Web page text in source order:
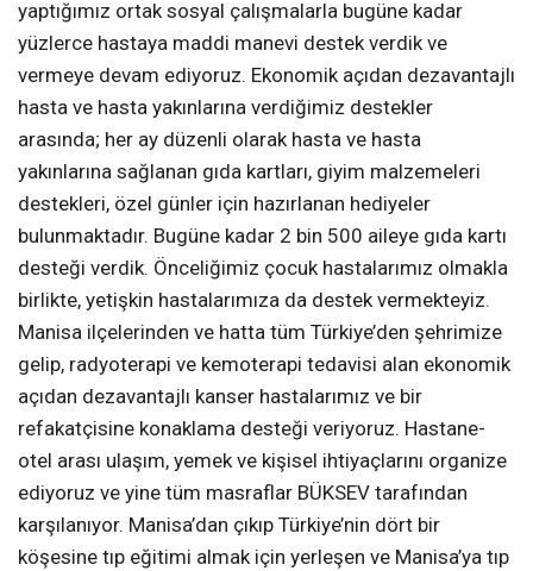
yaptığımız ortak sosyal çalışmalarla bugüne kadar
yüzlerce hastaya maddi manevi destek verdik ve
vermeye devam ediyoruz. Ekonomik açıdan dezavantajlı
hasta ve hasta yakınlarına verdiğimiz destekler
arasında; her ay düzenli olarak hasta ve hasta
yakınlarına sağlanan gıda kartları, giyim malzemeleri
destekleri, özel günler için hazırlanan hediyeler
bulunmaktadır. Bugüne kadar 2 bin 500 aileye gıda kartı
desteği verdik. Önceliğimiz çocuk hastalarımız olmakla
birlikte, yetişkin hastalarımıza da destek vermekteyiz.
Manisa ilçelerinden ve hatta tüm Türkiye’den şehrimize
gelip, radyoterapi ve kemoterapi tedavisi alan ekonomik
açıdan dezavantajlı kanser hastalarımız ve bir
refakatçisine konaklama desteği veriyoruz. Hastane-
otel arası ulaşım, yemek ve kişisel ihtiyaçlarını organize
ediyoruz ve yine tüm masraflar BÜKSEV tarafından
karşılanıyor. Manisa’dan çıkıp Türkiye’nin dört bir
köşesine tıp eğitimi almak için yerleşen ve Manisa’ya tıp